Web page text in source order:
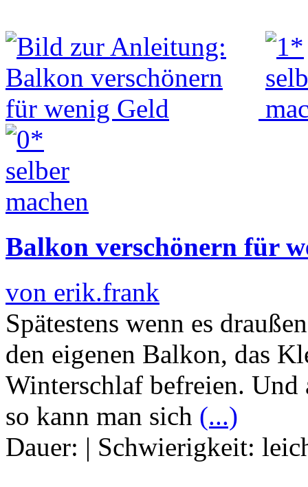
Balkon verschönern für
von erik.frank
Spätestens wenn es
den eigenen Balkon, das
Winterschlaf befreien. Und
so kann man sich (...)
Dauer: | Schwierigkeit: